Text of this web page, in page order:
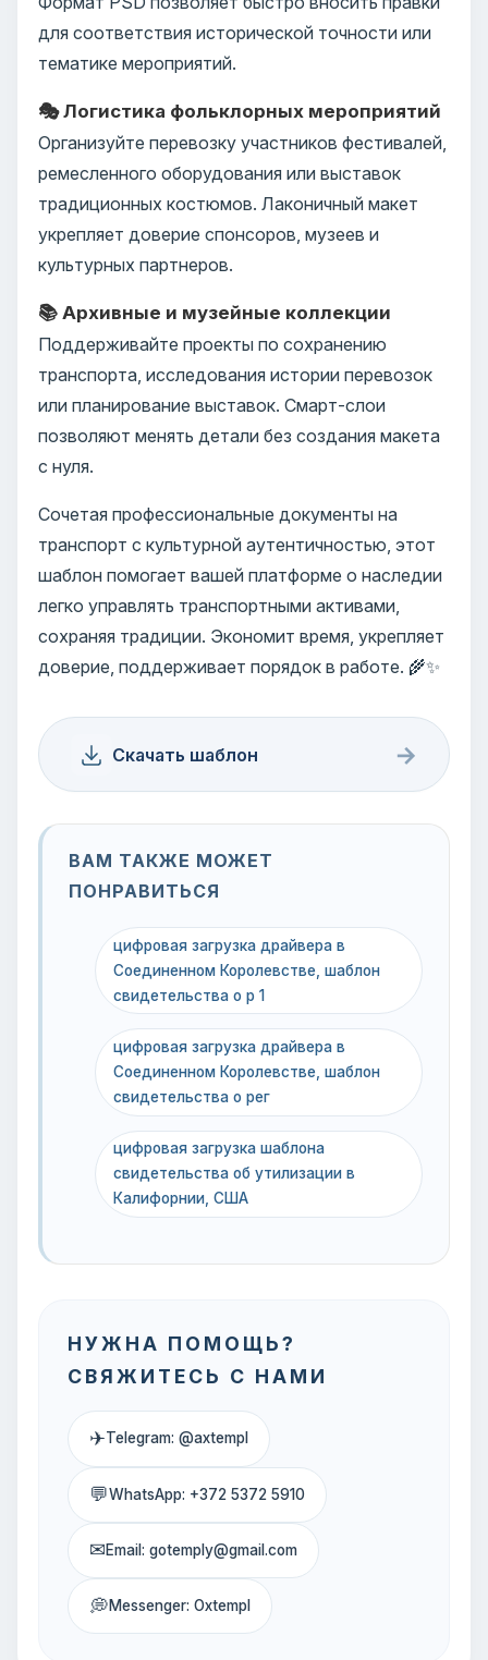
для соответствия исторической точности или
тематике мероприятий.
🎭 Логистика фольклорных мероприятий
Организуйте перевозку участников фестивалей,
ремесленного оборудования или выставок
традиционных костюмов. Лаконичный макет
укрепляет доверие спонсоров, музеев и
культурных партнеров.
📚 Архивные и музейные коллекции
Поддерживайте проекты по сохранению
транспорта, исследования истории перевозок
или планирование выставок. Смарт-слои
позволяют менять детали без создания макета
с нуля.
Сочетая профессиональные документы на
транспорт с культурной аутентичностью, этот
шаблон помогает вашей платформе о наследии
легко управлять транспортными активами,
сохраняя традиции. Экономит время, укрепляет
доверие, поддерживает порядок в работе. 🌾✨
Скачать шаблон →
ВАМ ТАКЖЕ МОЖЕТ
ПОНРАВИТЬСЯ
цифровая загрузка драйвера в
Соединенном Королевстве, шаблон
свидетельства о р 1
цифровая загрузка драйвера в
Соединенном Королевстве, шаблон
свидетельства о рег
цифровая загрузка шаблона
свидетельства об утилизации в
Калифорнии, США
НУЖНА ПОМОЩЬ?
СВЯЖИТЕСЬ С НАМИ
✈Telegram: @axtempl
💬WhatsApp: +372 5372 5910
✉Email: gotemply@gmail.com
💭Messenger: Oxtempl